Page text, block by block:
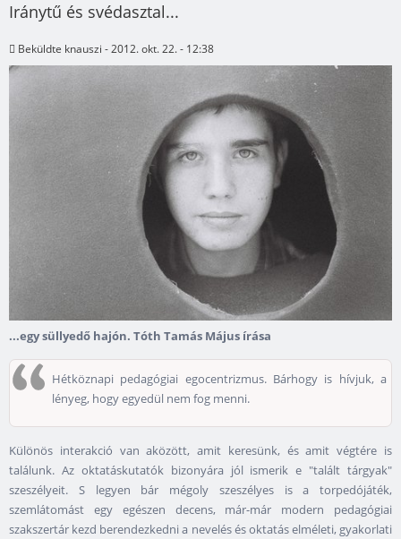
Iránytű és svédasztal...
Beküldte knauszi - 2012. okt. 22. - 12:38
...egy süllyedő hajón. Tóth Tamás Május írása
Hétköznapi pedagógiai egocentrizmus. Bárhogy is hívjuk, a
lényeg, hogy egyedül nem fog menni.
Különös interakció van aközött, amit keresünk, és amit végtére is
találunk. Az oktatáskutatók bizonyára jól ismerik e "talált tárgyak"
szeszélyeit. S legyen bár mégoly szeszélyes is a torpedójáték,
szemlátomást egy egészen decens, már-már modern pedagógiai
szakszertár kezd berendezkedni a nevelés és oktatás elméleti, gyakorlati